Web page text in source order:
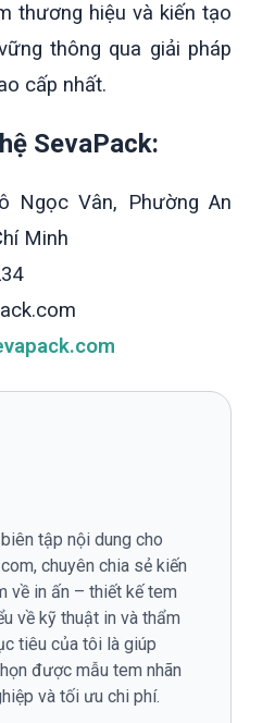
thương hiệu và kiến tạo
thông qua giải pháp
cấp nhất.
SevaPack:
Ngọc Vân, Phường An
Minh
tập nội dung cho
chuyên chia sẻ kiến
về in ấn – thiết kế tem
về kỹ thuật in và thẩm
tiêu của tôi là giúp
được mẫu tem nhãn
và tối ưu chi phí.